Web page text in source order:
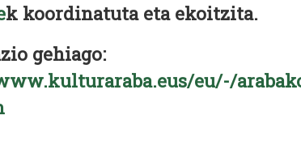
k koordinatuta eta ekoitzita.
gehiago:
eu/-/